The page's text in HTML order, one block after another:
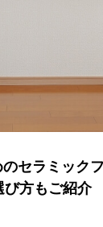
セラミック
方もご紹介